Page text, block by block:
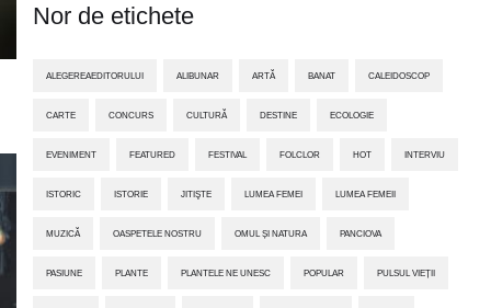
Nor de etichete
ALEGEREAEDITORULUI ALIBUNAR ARTĂ BANAT CALEIDOSCOP
CARTE CONCURS CULTURĂ DESTINE ECOLOGIE
EVENIMENT FEATURED FESTIVAL FOLCLOR HOT INTERVIU
ISTORIC ISTORIE JITIŞTE LUMEA FEMEI LUMEA FEMEII
MUZICĂ OASPETELE NOSTRU OMUL ȘI NATURA PANCIOVA
PASIUNE PLANTE PLANTELE NE UNESC POPULAR PULSUL VIEȚII